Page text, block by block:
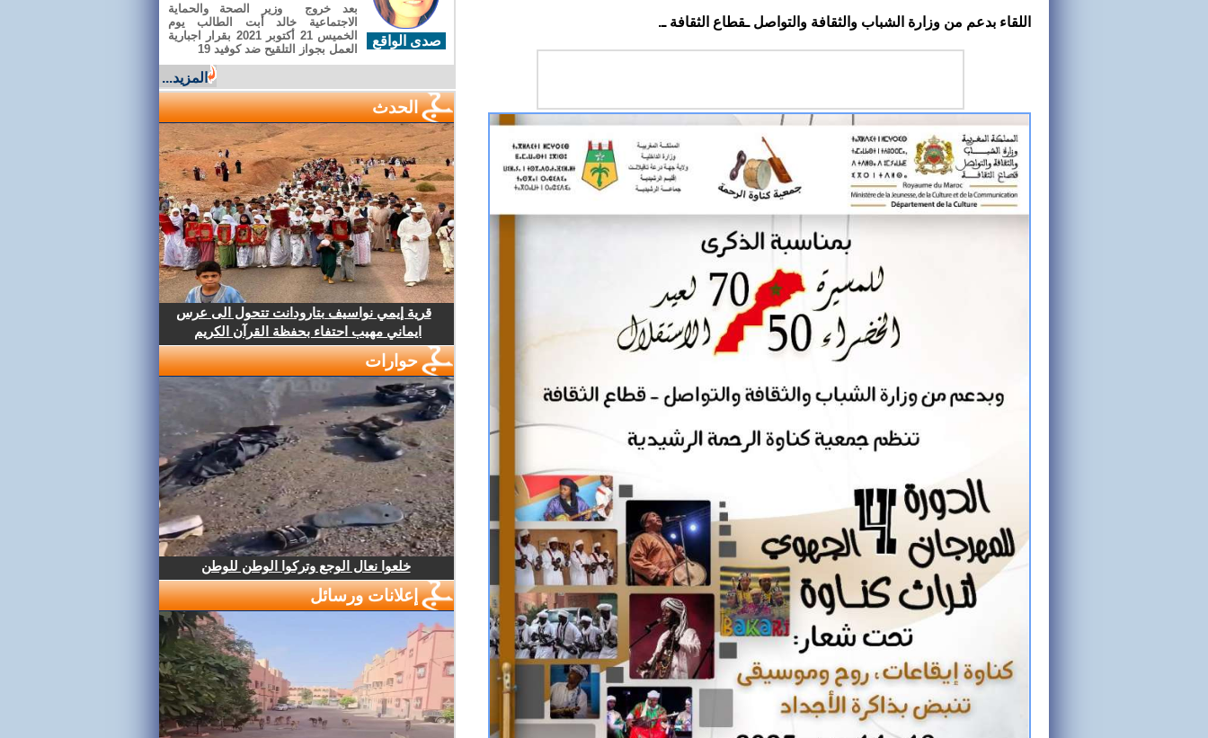
اللقاء بدعم من وزارة الشباب والثقافة والتواصل ـقطاع الثقافة ـ.
صدى الواقع
بعد خروج وزير الصحة والحماية
الاجتماعية خالد أبت الطالب يوم
الخميس 21 أكتوبر 2021 بقرار اجبارية
العمل بجواز التلقيح ضد كوفيد 19
المزيد...
الحدث
قرية إيمي نواسيف بتارودانت تتحول الى عرس
ايماني مهيب احتفاء بحفظة القرآن الكريم
حوارات
خلعوا نعال الوجع وتركوا الوطن للوطن
إعلانات ورسائل